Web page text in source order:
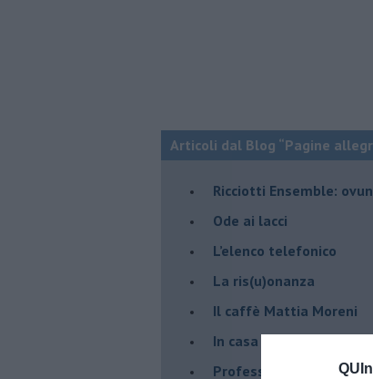
Articoli dal Blog “Pagine
​Ricciotti Ensemble:
Ode ai lacci
​L’elenco telefonico
​La ris(u)onanza
​Il caffè Mattia Moreni
​In casa ho una
Professione: reporter